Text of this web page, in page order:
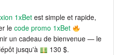
1xBet est simple et rapide,
le code promo 1xBet
un cadeau de bienvenue — le
jusqu'à
130 $.